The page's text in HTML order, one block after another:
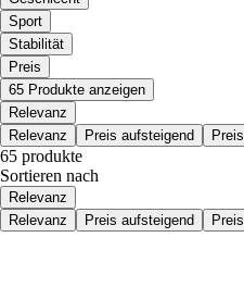
Sport
Stabilität
Preis
65 Produkte anzeigen
Relevanz
Relevanz
Preis aufsteigend
65 produkte
Sortieren nach
Relevanz
Relevanz
Preis aufsteigend